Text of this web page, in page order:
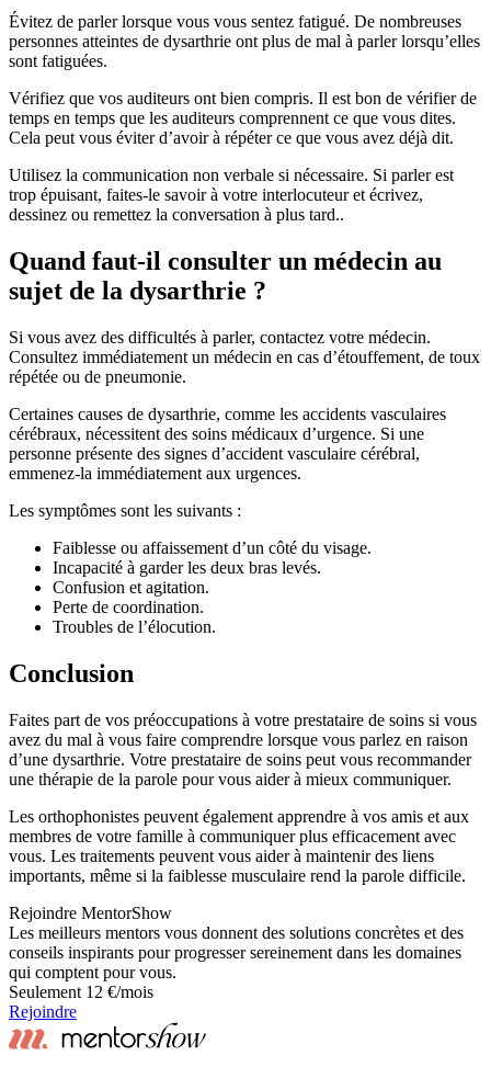
Évitez de parler lorsque vous vous sentez fatigué. De nombreuses
personnes atteintes de dysarthrie ont plus de mal à parler lorsqu’elles
sont fatiguées.
Vérifiez que vos auditeurs ont bien compris. Il est bon de vérifier de
temps en temps que les auditeurs comprennent ce que vous dites.
Cela peut vous éviter d’avoir à répéter ce que vous avez déjà dit.
Utilisez la communication non verbale si nécessaire. Si parler est
trop épuisant, faites-le savoir à votre interlocuteur et écrivez,
dessinez ou remettez la conversation à plus tard..
Quand faut-il consulter un médecin au
sujet de la dysarthrie ?
Si vous avez des difficultés à parler, contactez votre médecin.
Consultez immédiatement un médecin en cas d’étouffement, de toux
répétée ou de pneumonie.
Certaines causes de dysarthrie, comme les accidents vasculaires
cérébraux, nécessitent des soins médicaux d’urgence. Si une
personne présente des signes d’accident vasculaire cérébral,
emmenez-la immédiatement aux urgences.
Les symptômes sont les suivants :
Faiblesse ou affaissement d’un côté du visage.
Incapacité à garder les deux bras levés.
Confusion et agitation.
Perte de coordination.
Troubles de l’élocution.
Conclusion
Faites part de vos préoccupations à votre prestataire de soins si vous
avez du mal à vous faire comprendre lorsque vous parlez en raison
d’une dysarthrie. Votre prestataire de soins peut vous recommander
une thérapie de la parole pour vous aider à mieux communiquer.
Les orthophonistes peuvent également apprendre à vos amis et aux
membres de votre famille à communiquer plus efficacement avec
vous. Les traitements peuvent vous aider à maintenir des liens
importants, même si la faiblesse musculaire rend la parole difficile.
Rejoindre MentorShow
Les meilleurs mentors vous donnent des solutions concrètes et des
conseils inspirants pour progresser sereinement dans les domaines
qui comptent pour vous.
Seulement 12 €/mois
Rejoindre